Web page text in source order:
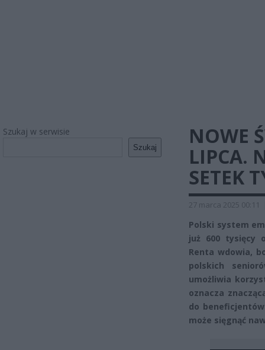
Szukaj w serwisie
Szukaj
NOWE
LIPCA.
SETEK
27 marca 2025 00:11
Polski system
już 600 tysięcy
Renta wdowia,
polskich
umożliwia
oznacza
do
może sięgnąć